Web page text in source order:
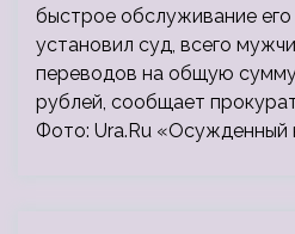
быстрое обслуживание его
установил суд, всего
переводов на общую
рублей, сообщает
Фото: Ura.Ru «Осужденный